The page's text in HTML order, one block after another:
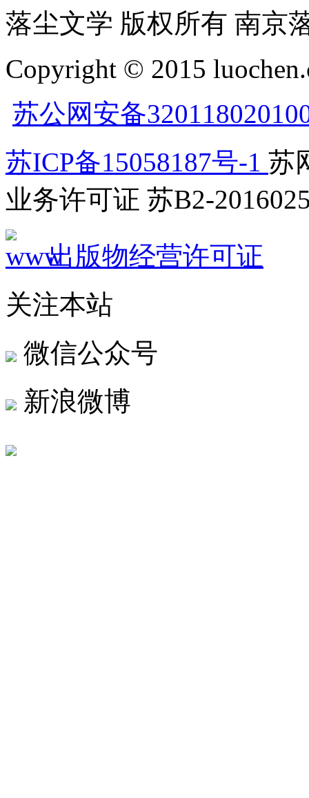
落尘文学 版权所有 南京
Copyright © 2015
苏公网安备
苏ICP备15058187号-1 苏
业务许可证 苏B2-
出版物经营许可证
关注本站
微信公众号
新浪微博